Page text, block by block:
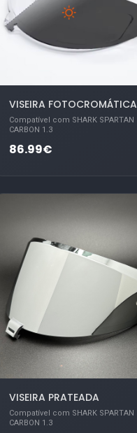
VISEIRA FOTOCROMÁTICA
Compatível com SHARK SPARTAN
CARBON 1.3
86.99€
VISEIRA PRATEADA
Compatível com SHARK SPARTAN
CARBON 1.3